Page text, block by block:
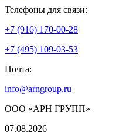
Телефоны для связи:
+7 (916) 170-00-28
+7 (495) 109-03-53
Почта:
info@arngroup.ru
ООО «АРН ГРУПП»
07.08.2026